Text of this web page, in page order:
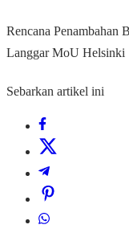
Rencana
Langgar MoU Helsinki
Sebarkan artikel ini